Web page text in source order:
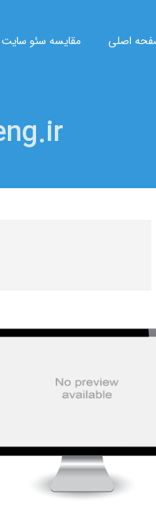
اصلی مقایسه سئو سایت